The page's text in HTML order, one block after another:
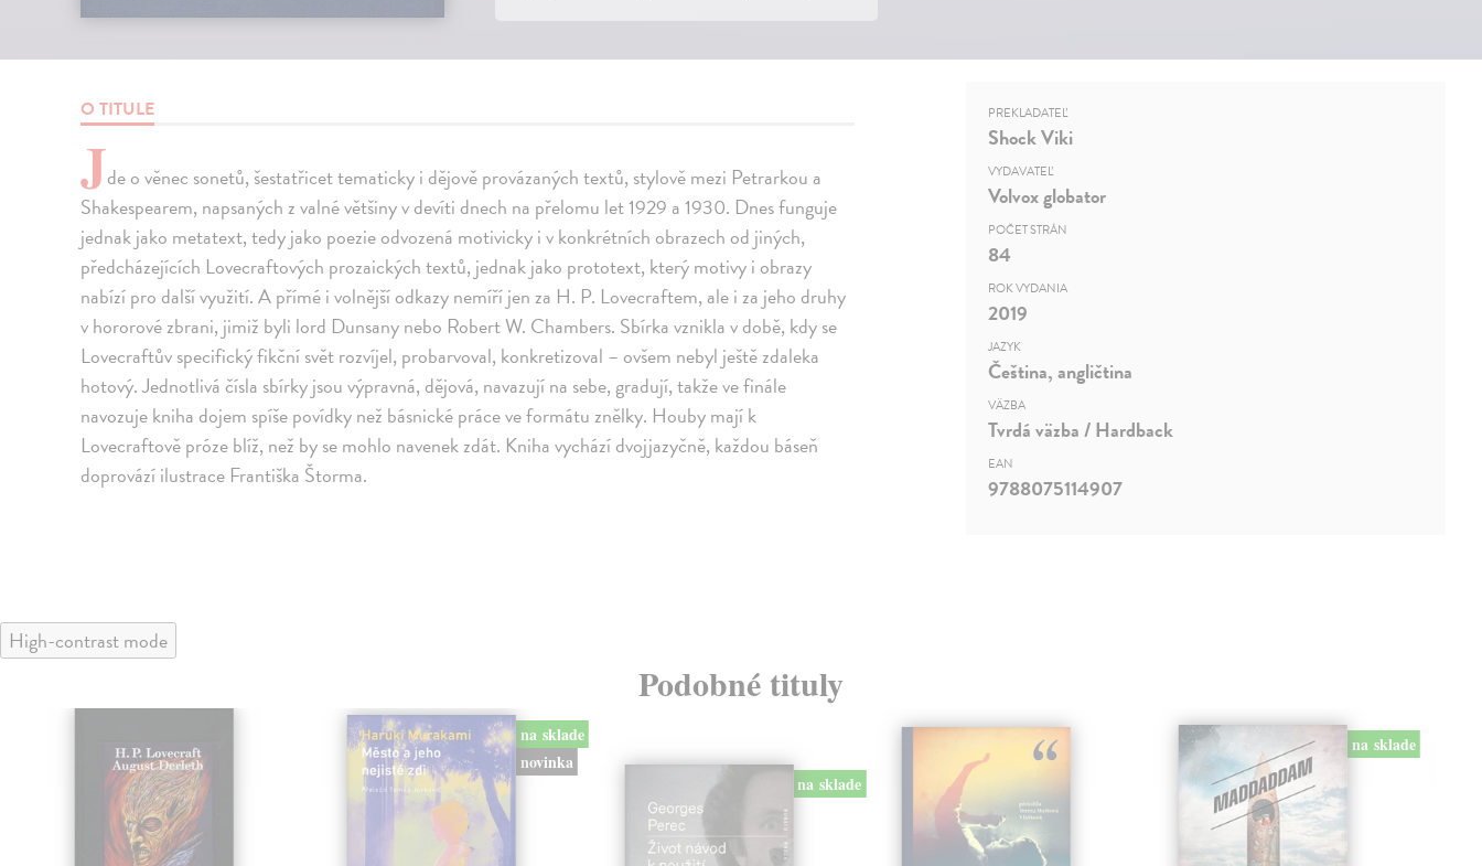
O TITULE
Jde o věnec sonetů, šestatřicet tematicky i dějově provázaných textů, stylově mezi Petrarkou a
Shakespearem, napsaných z valné většiny v devíti dnech na přelomu let 1929 a 1930. Dnes funguje
jednak jako metatext, tedy jako poezie odvozená motivicky i v konkrétních obrazech od jiných,
předcházejících Lovecraftových prozaických textů, jednak jako prototext, který motivy i obrazy
nabízí pro další využití. A přímé i volnější odkazy nemíří jen za H. P. Lovecraftem, ale i za jeho druhy
v hororové zbrani, jimiž byli lord Dunsany nebo Robert W. Chambers. Sbírka vznikla v době, kdy se
Lovecraftův specifický fikční svět rozvíjel, probarvoval, konkretizoval – ovšem nebyl ještě zdaleka
hotový. Jednotlivá čísla sbírky jsou výpravná, dějová, navazují na sebe, gradují, takže ve finále
navozuje kniha dojem spíše povídky než básnické práce ve formátu znělky. Houby mají k
Lovecraftově próze blíž, než by se mohlo navenek zdát. Kniha vychází dvojjazyčně, každou báseň
doprovází ilustrace Františka Štorma.
PREKLADATEĽ
Shock Viki
VYDAVATEĽ
Volvox globator
POČET STRÁN
84
ROK VYDANIA
2019
JAZYK
Čeština, angličtina
VÄZBA
Tvrdá väzba / Hardback
EAN
9788075114907
High-contrast mode
Podobné tituly
na sklade
novinka
na sklade
na sklade